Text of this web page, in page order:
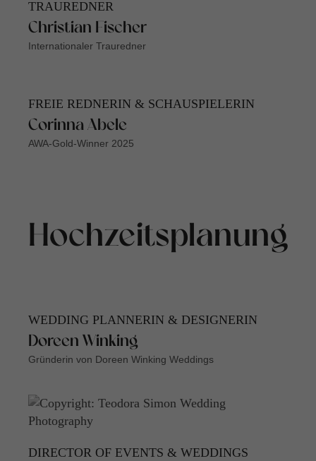
TRAUREDNER
Christian Fischer
Internationaler Trauredner
FREIE REDNERIN & SCHAUSPIELERIN
Corinna Abele
AWA-Gold-Winner 2025
Hochzeitsplanung
WEDDING PLANNERIN & DESIGNERIN
Doreen Winking
Gründerin von Doreen Winking Weddings
DIRECTOR OF EVENTS & WEDDINGS